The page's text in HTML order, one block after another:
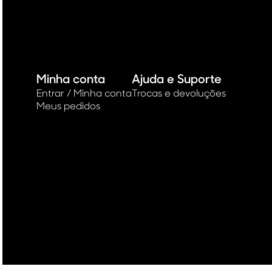
Minha conta
Entrar / Minha conta
Meus pedidos
Ajuda e Suporte
Trocas e devoluções